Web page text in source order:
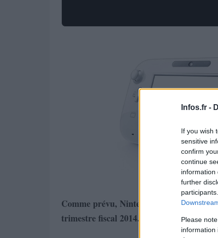
Infos.fr -
If you wish
sensitive
confirm
continue
information
further
Please
information
Comme prévu, Nintendo a dévoilé des
trimestre fiscal 2014.